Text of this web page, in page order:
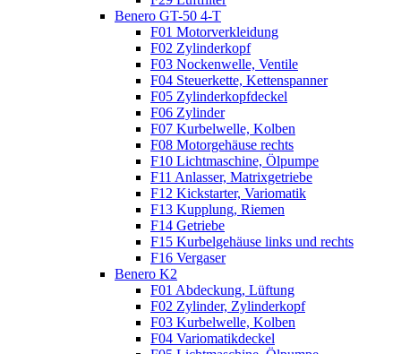
Benero GT-50 4-T
F01 Motorverkleidung
F02 Zylinderkopf
F03 Nockenwelle, Ventile
F04 Steuerkette, Kettenspanner
F05 Zylinderkopfdeckel
F06 Zylinder
F07 Kurbelwelle, Kolben
F08 Motorgehäuse rechts
F10 Lichtmaschine, Ölpumpe
F11 Anlasser, Matrixgetriebe
F12 Kickstarter, Variomatik
F13 Kupplung, Riemen
F14 Getriebe
F15 Kurbelgehäuse links und rechts
F16 Vergaser
Benero K2
F01 Abdeckung, Lüftung
F02 Zylinder, Zylinderkopf
F03 Kurbelwelle, Kolben
F04 Variomatikdeckel